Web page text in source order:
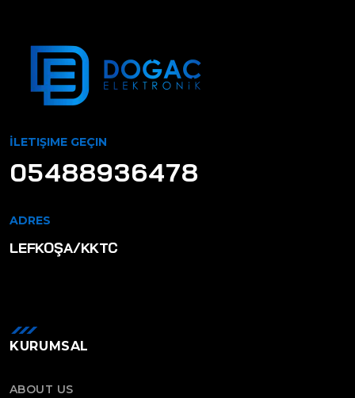
İLETIŞIME GEÇIN
05488936478
ADRES
LEFKOŞA/KKTC
KURUMSAL
ABOUT US